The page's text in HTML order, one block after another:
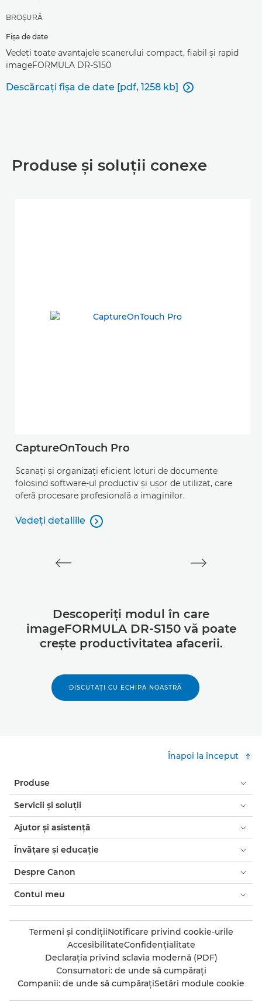
BROŞURĂ
Fişa de date
Vedeţi toate avantajele scanerului compact, fiabil şi rapid
imageFORMULA DR-S150
Descărcaţi fişa de date [pdf, 1258 kb] 
Produse şi soluţii conexe
CaptureOnTouch Pro
Scanaţi şi organizaţi eficient loturi de documente
folosind software-ul productiv şi uşor de utilizat, care
oferă procesare profesională a imaginilor.
Vedeţi detaliile
Vedeţi detaliile

Descoperiţi modul în care
imageFORMULA DR-S150 vă poate
creşte productivitatea afacerii.
DISCUTAŢI CU ECHIPA NOASTRĂ
Înapoi la început
Produse
Servicii şi soluţii
Ajutor şi asistenţă
Învăţare şi educaţie
Despre Canon
Contul meu
Termeni şi condiţiiNotificare privind cookie-urile
AccesibilitateConfidenţialitate
Declaraţia privind sclavia modernă (PDF)
Consumatori: de unde să cumpăraţi
Companii: de unde să cumpăraţiSetări module cookie